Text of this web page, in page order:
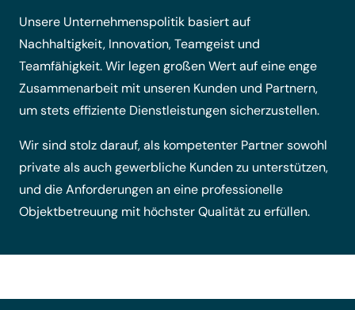
Unsere Unternehmenspolitik basiert auf
Nachhaltigkeit, Innovation, Teamgeist und
Teamfähigkeit. Wir legen großen Wert auf eine enge
Zusammenarbeit mit unseren Kunden und Partnern,
um stets effiziente Dienstleistungen sicherzustellen.
Wir sind stolz darauf, als kompetenter Partner sowohl
private als auch gewerbliche Kunden zu unterstützen,
und die Anforderungen an eine professionelle
Objektbetreuung mit höchster Qualität zu erfüllen.